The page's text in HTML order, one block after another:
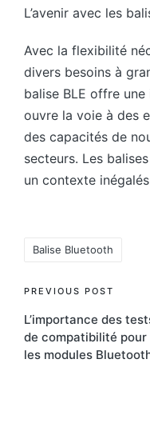
L’avenir avec les
Avec la flexibilité
divers besoins à
balise BLE offre
ouvre la voie à des
des capacités de
secteurs. Les
un contexte
Balise Bluetooth
Post
navigation
PREVIOUS POST
L’importance des
de compatibilité pour
les modules